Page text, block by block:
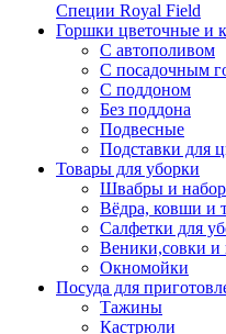
Специи Royal Field
Горшки цветочные и
С автополивом
С посадочным
С поддоном
Без поддона
Подвесные
Подставки для
Товары для уборки
Швабры и
Вёдра, ковши и
Салфетки для
Веники,совки и
Окномойки
Посуда для
Тажины
Кастрюли